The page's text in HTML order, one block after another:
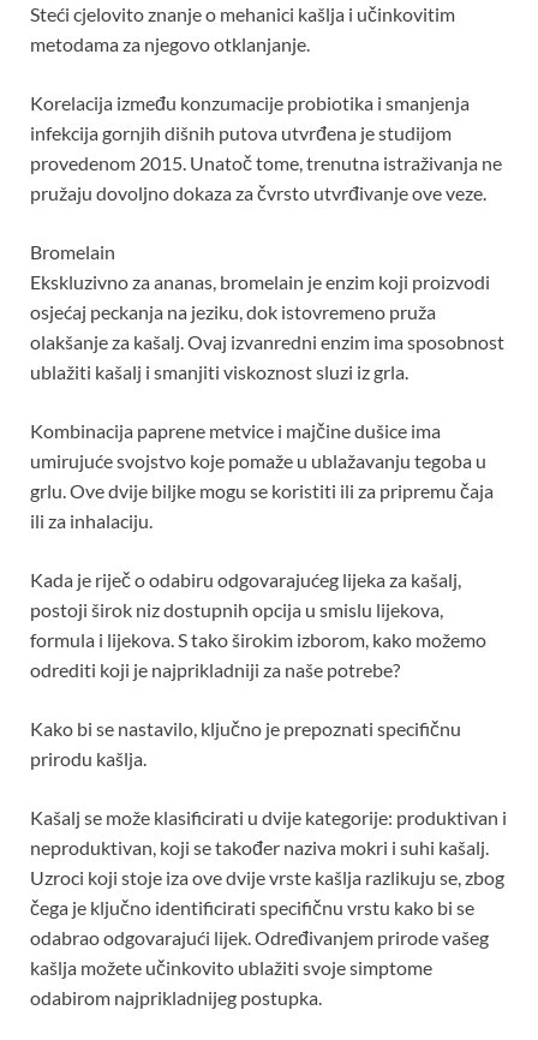
Steći cjelovito znanje o mehanici kašlja i učinkovitim
metodama za njegovo otklanjanje.
Korelacija između konzumacije probiotika i smanjenja
infekcija gornjih dišnih putova utvrđena je studijom
provedenom 2015. Unatoč tome, trenutna istraživanja ne
pružaju dovoljno dokaza za čvrsto utvrđivanje ove veze.
Bromelain
Ekskluzivno za ananas, bromelain je enzim koji proizvodi
osjećaj peckanja na jeziku, dok istovremeno pruža
olakšanje za kašalj. Ovaj izvanredni enzim ima sposobnost
ublažiti kašalj i smanjiti viskoznost sluzi iz grla.
Kombinacija paprene metvice i majčine dušice ima
umirujuće svojstvo koje pomaže u ublažavanju tegoba u
grlu. Ove dvije biljke mogu se koristiti ili za pripremu čaja
ili za inhalaciju.
Kada je riječ o odabiru odgovarajućeg lijeka za kašalj,
postoji širok niz dostupnih opcija u smislu lijekova,
formula i lijekova. S tako širokim izborom, kako možemo
odrediti koji je najprikladniji za naše potrebe?
Kako bi se nastavilo, ključno je prepoznati specifičnu
prirodu kašlja.
Kašalj se može klasificirati u dvije kategorije: produktivan i
neproduktivan, koji se također naziva mokri i suhi kašalj.
Uzroci koji stoje iza ove dvije vrste kašlja razlikuju se, zbog
čega je ključno identificirati specifičnu vrstu kako bi se
odabrao odgovarajući lijek. Određivanjem prirode vašeg
kašlja možete učinkovito ublažiti svoje simptome
odabirom najprikladnijeg postupka.